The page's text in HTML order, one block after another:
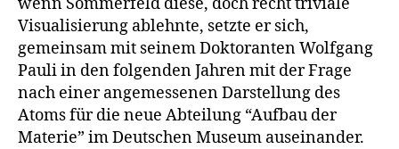
Visualisierung ablehnte, setzte er sich,
gemeinsam mit seinem Doktoranten Wolfgang
Pauli in den folgenden Jahren mit der Frage
nach einer angemessenen Darstellung des
Atoms für die neue Abteilung “Aufbau der
Materie” im Deutschen Museum auseinander.